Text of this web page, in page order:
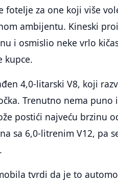
za one koji više vole
ambijentu. Kineski
i osmislio neke vrlo
kupce.
4,0-litarski V8, koji
Trenutno nema puno
postići najveću brzinu
sa 6,0-litrenim V12, pa
tvrdi da je to